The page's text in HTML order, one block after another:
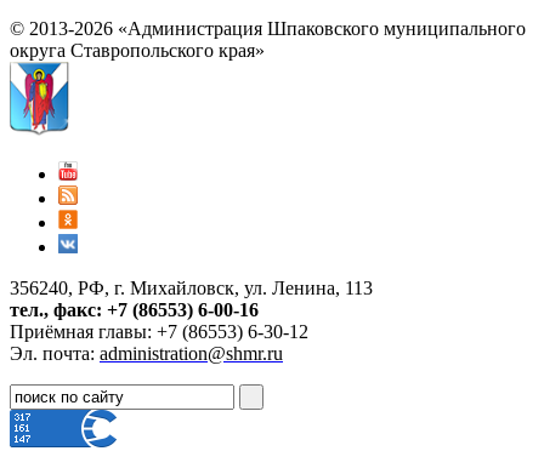
© 2013-2026 «Администрация Шпаковского муниципального
округа Ставропольского края»
356240, РФ, г. Михайловск, ул. Ленина, 113
тел., факс: +7 (86553) 6-00-16
Приёмная главы: +7 (86553) 6-30-12
Эл. почта: administration@shmr.ru